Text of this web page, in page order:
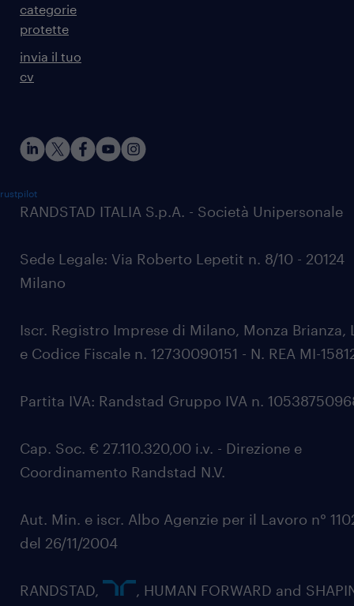
categorie
protette
invia il tuo
cv
RANDSTAD ITALIA S.p.A. - Società Unipersonale
Sede Legale: Via Roberto Lepetit n. 8/10 - 20124
Milano
Iscr. Registro Imprese di Milano, Monza Brianza,
e Codice Fiscale n. 12730090151 - N. REA MI-
Partita IVA: Randstad Gruppo IVA n.
Cap. Soc. € 27.110.320,00 i.v. - Direzione e
Coordinamento Randstad N.V.
Aut. Min. e iscr. Albo Agenzie per il Lavoro n°
del 26/11/2004
RANDSTAD,
, HUMAN FORWARD and